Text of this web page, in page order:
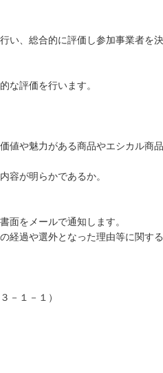
総合的に評価し参加事業者を決
評価を行います。
魅力がある商品やエシカル商品
が明らかであるか。
をメールで通知します。
や選外となった理由等に関する
１－１）